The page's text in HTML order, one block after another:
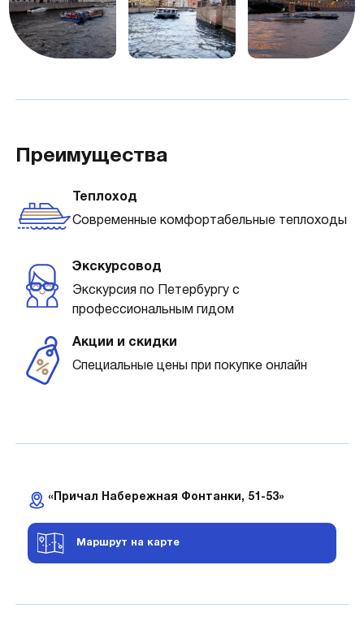
Преимущества
Теплоход
Современные комфортабельные теплоходы
Экскурсовод
Экскурсия по Петербургу с
профессиональным гидом
Акции и скидки
Специальные цены при покупке онлайн
«Причал Набережная Фонтанки, 51-53»
Маршрут на карте